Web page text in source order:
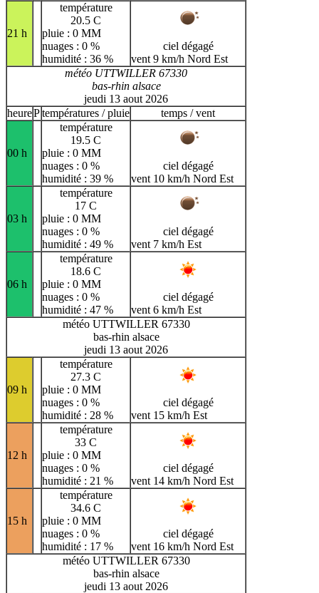
21 h
température
20.5 C
pluie : 0 MM
nuages : 0 %
humidité : 36 %
ciel dégagé
vent 9 km/h Nord Est
météo UTTWILLER 67330
bas-rhin alsace
jeudi 13 aout 2026
heurePtempératures / pluie temps / vent
00 h
température
19.5 C
pluie : 0 MM
nuages : 0 %
humidité : 39 %
ciel dégagé
vent 10 km/h Nord Est
03 h
température
17 C
pluie : 0 MM
nuages : 0 %
humidité : 49 %
ciel dégagé
vent 7 km/h Est
06 h
température
18.6 C
pluie : 0 MM
nuages : 0 %
humidité : 47 %
ciel dégagé
vent 6 km/h Est
météo UTTWILLER 67330
bas-rhin alsace
jeudi 13 aout 2026
09 h
température
27.3 C
pluie : 0 MM
nuages : 0 %
humidité : 28 %
ciel dégagé
vent 15 km/h Est
12 h
température
33 C
pluie : 0 MM
nuages : 0 %
humidité : 21 %
ciel dégagé
vent 14 km/h Nord Est
15 h
température
34.6 C
pluie : 0 MM
nuages : 0 %
humidité : 17 %
ciel dégagé
vent 16 km/h Nord Est
météo UTTWILLER 67330
bas-rhin alsace
jeudi 13 aout 2026